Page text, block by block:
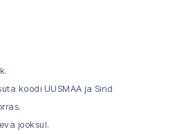
koodi UUSMAA ja Sind
jooksul.